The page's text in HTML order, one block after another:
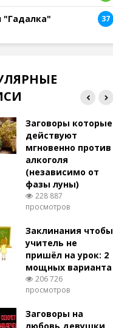
"Гадалка" 37
Заговоры которые
действуют
мгновенно против
алкоголя
(независимо от
фазы луны)
228 887
просмотров
Заклинания чтобы
учитель не
пришёл на урок: 2
мощных варианта
206 726
просмотров
Заговоры на
любовь девушки